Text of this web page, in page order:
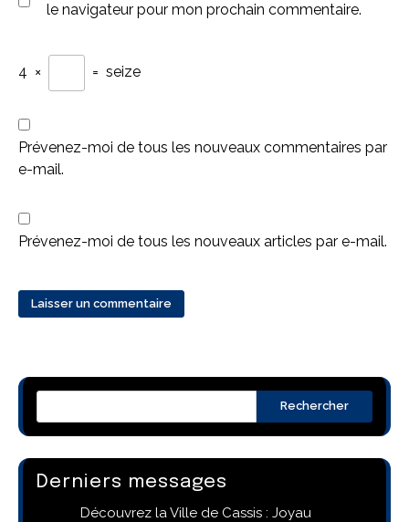
le navigateur pour mon prochain commentaire.
4 × = seize
Prévenez-moi de tous les nouveaux commentaires par
e-mail.
Prévenez-moi de tous les nouveaux articles par e-mail.
Rechercher
Derniers messages
Découvrez la Ville de Cassis : Joyau